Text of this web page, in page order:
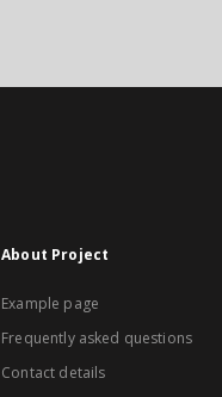
About Project
Example page
Frequently asked questions
Contact details